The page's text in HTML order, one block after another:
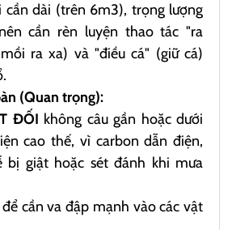
dài (trên 6m3), trọng lượng
cần rèn luyện thao tác "ra
ra xa) và "điều cá" (giữ cá)
(Quan trọng):
ĐỐI không câu gần hoặc dưới
cao thế, vì carbon dẫn điện,
bị giật hoặc sét đánh khi mưa
cần va đập mạnh vào các vật